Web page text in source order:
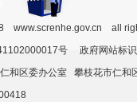
www.screnhe.gov.cn all
号 政府网站
仁和区委办公室 攀枝花市仁